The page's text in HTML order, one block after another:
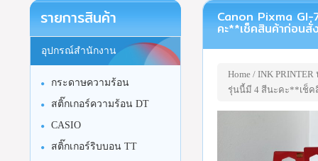
Canon Pixma GI-
คะ**เช็คสินค้าก่อน
Home/ INK
รุ่นนี้มี 4 สีนะคะ**เช็
รายการสินค้า
อุปกรณ์สำนักงาน
กระดาษความร้อน
สติ๊กเกอร์ความร้อน DT
CASIO
สติ๊กเกอร์ริบบอน TT